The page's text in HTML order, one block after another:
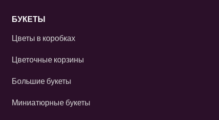
БУКЕТЫ
Цветы в коробках
Цветочные корзины
Большие букеты
Миниатюрные букеты